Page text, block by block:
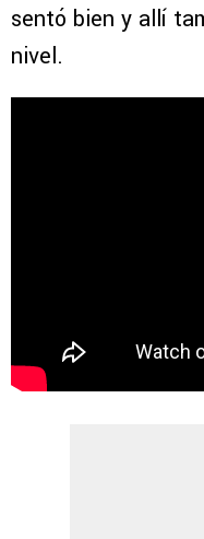
sentó bien y allí
nivel.